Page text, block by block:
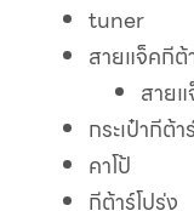
tuner
สายแจ็คกีต้
สาย
กระเป๋ากีต้า
คาโป้
กีต้าร์โปร่ง